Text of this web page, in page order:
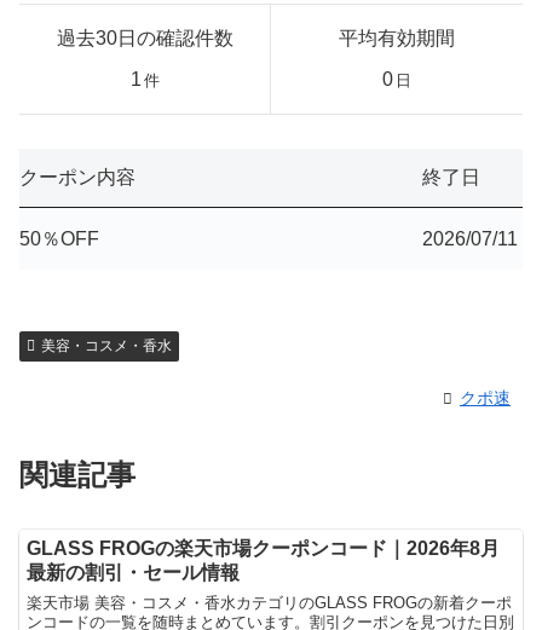
過去30日の確認件数
1件
平均有効期間
0 日
クーポン内容 終了日
50％OFF 2026/07/11
美容・コスメ・香水
クポ速
関連記事
GLASS FROGの楽天市場クーポンコード｜2026年8月
最新の割引・セール情報
楽天市場 美容・コスメ・香水カテゴリのGLASS FROGの新着クーポ
ンコードの一覧を随時まとめています。割引クーポンを見つけた日別